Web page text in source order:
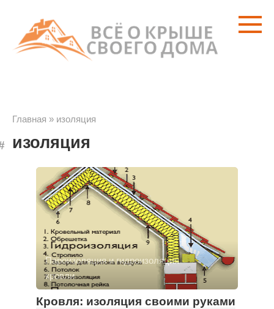
контенту
Главная » изоляция
изоляция
Пароизоляция и гидроизоляция
кровли
Кровля: изоляция своими руками